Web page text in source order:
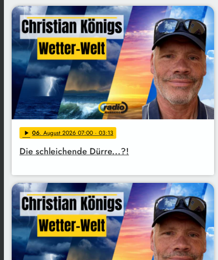
play_arrow 06. August 2026 07:00 · 03:13
Die schleichende Dürre...?!